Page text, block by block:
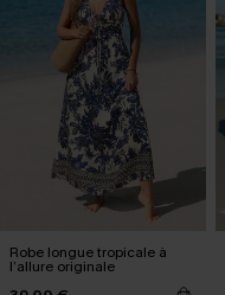
Robe longue tropicale à
l’allure originale